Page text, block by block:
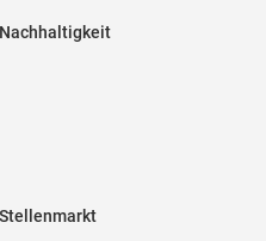
Nachhaltigkeit
Stellenmarkt